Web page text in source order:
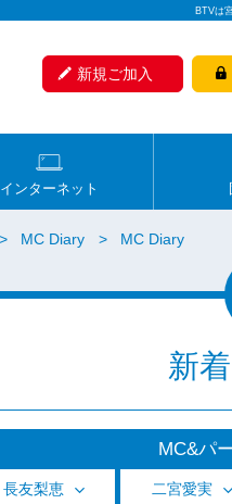
BTVは
新規ご加入
インターネット
MC Diary MC Diary
新
MC&パ
長友梨恵 二宮愛実